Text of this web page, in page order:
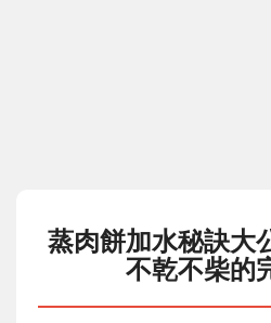
蒸肉餅加水秘訣大
不乾不柴的